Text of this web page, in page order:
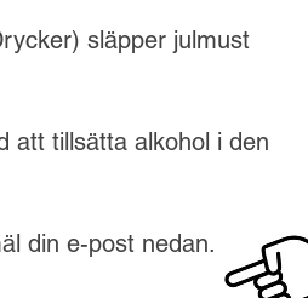
släpper julmust
att tillsätta alkohol i den
din e-post nedan.